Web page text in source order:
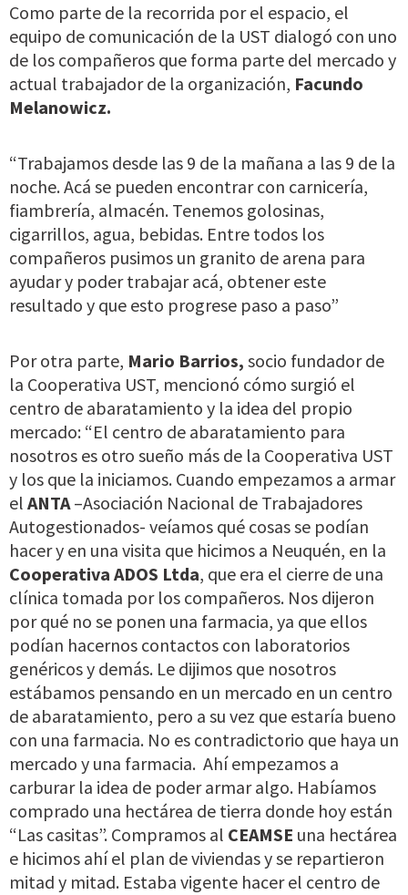
Como parte de la recorrida por el espacio, el
equipo de comunicación de la UST dialogó con uno
de los compañeros que forma parte del mercado y
actual trabajador de la organización, Facundo
Melanowicz.
“Trabajamos desde las 9 de la mañana a las 9 de la
noche. Acá se pueden encontrar con carnicería,
fiambrería, almacén. Tenemos golosinas,
cigarrillos, agua, bebidas. Entre todos los
compañeros pusimos un granito de arena para
ayudar y poder trabajar acá, obtener este
resultado y que esto progrese paso a paso”
Por otra parte, Mario Barrios, socio fundador de
la Cooperativa UST, mencionó cómo surgió el
centro de abaratamiento y la idea del propio
mercado: “El centro de abaratamiento para
nosotros es otro sueño más de la Cooperativa UST
y los que la iniciamos. Cuando empezamos a armar
el ANTA–Asociación Nacional de Trabajadores
Autogestionados- veíamos qué cosas se podían
hacer y en una visita que hicimos a Neuquén, en la
Cooperativa ADOS Ltda, que era el cierre de una
clínica tomada por los compañeros. Nos dijeron
por qué no se ponen una farmacia, ya que ellos
podían hacernos contactos con laboratorios
genéricos y demás. Le dijimos que nosotros
estábamos pensando en un mercado en un centro
de abaratamiento, pero a su vez que estaría bueno
con una farmacia. No es contradictorio que haya un
mercado y una farmacia. Ahí empezamos a
carburar la idea de poder armar algo. Habíamos
comprado una hectárea de tierra donde hoy están
“Las casitas”. Compramos al CEAMSE una hectárea
e hicimos ahí el plan de viviendas y se repartieron
mitad y mitad. Estaba vigente hacer el centro de